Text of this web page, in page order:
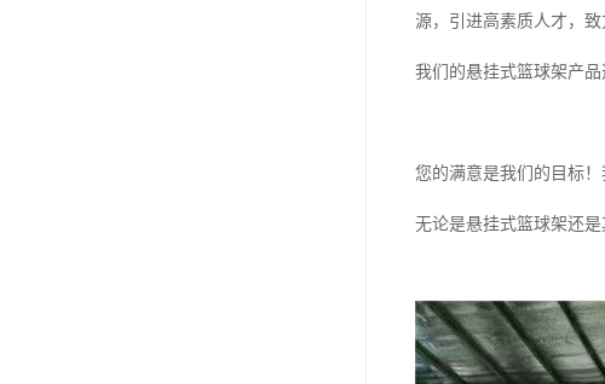
源，引进高素质人才，致
我们的悬挂式篮球架产
您的满意是我们的目标
无论是悬挂式篮球架还